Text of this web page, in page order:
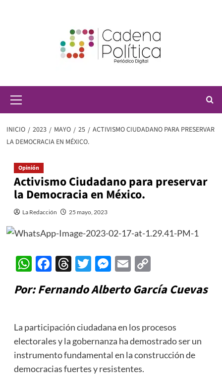
principal
INICIO 2023 MAYO 25
ACTIVISMO CIUDADANO PARA PRESERVAR
LA DEMOCRACIA EN MÉXICO.
Opinión
Activismo Ciudadano para preservar
la Democracia en México.
La Redacción 25 mayo, 2023
WhatsApp
Facebook
Threads
Twitter
Messenger
EmailCopy
Link
Por:Fernando Alberto García Cuevas
La participación ciudadana en los procesos
electorales y la gobernanza ha demostrado ser un
instrumento fundamental en la construcción de
democracias fuertes y resistentes.